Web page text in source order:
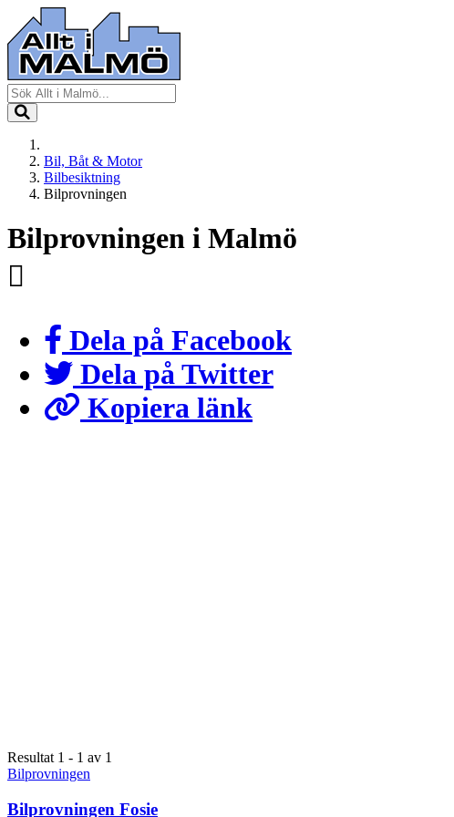
Bil, Båt & Motor
Bilbesiktning
Bilprovningen
Bilprovningen i Malmö
Dela på Facebook
Dela på Twitter
Kopiera länk
Resultat 1 - 1 av 1
Bilprovningen
Bilprovningen Fosie